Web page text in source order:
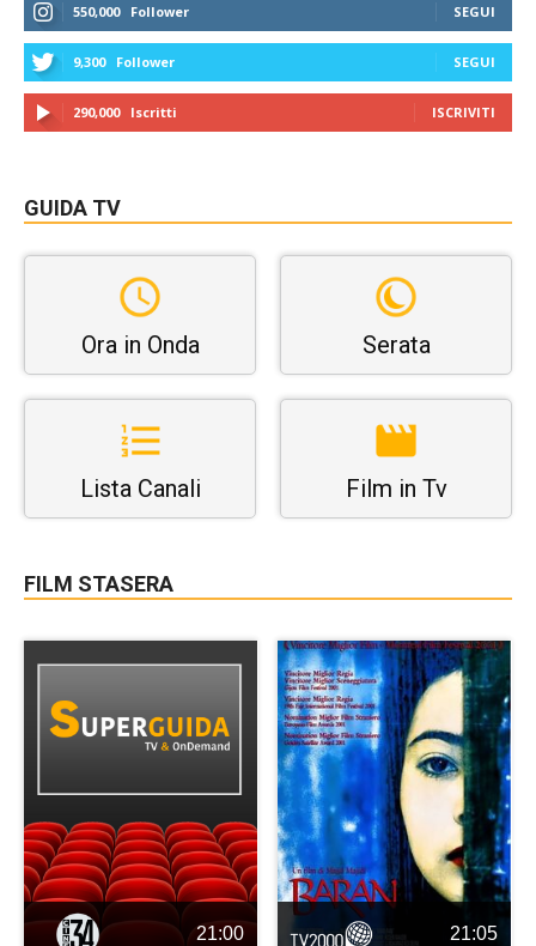
550,000 Follower SEGUI
9,300 Follower SEGUI
290,000 Iscritti ISCRIVITI
GUIDA TV
Ora in Onda Serata
Lista Canali Film in Tv
FILM STASERA
21:00 21:05